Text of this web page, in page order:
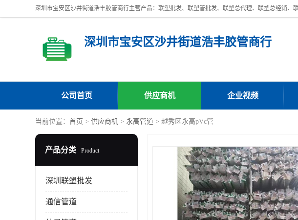
深圳市宝安区沙井街道浩丰胶管商行
公司首页 供应商机 企业视频
当前位置： 首页 > 供应商机 > 永高管道 > 越秀区永高pVc管
产品分类 Product
深圳联塑批发
通信管道